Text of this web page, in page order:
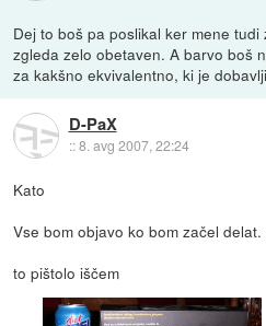
Dej to boš pa poslikal ker mene tudi
zgleda zelo obetaven. A barvo boš
za kakšno ekvivalentno, ki je
D-PaX
::8. avg 2007, 22:24
Kato
Vse bom objavo ko bom začel
to pištolo iščem